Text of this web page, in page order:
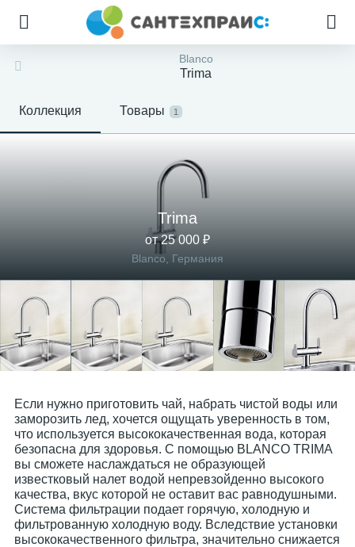
Blanco
Trima
Коллекция Товары 1
Trima
от 25 000 ₽
Blanco, Германия
Если нужно приготовить чай, набрать чистой воды или
заморозить лед, хочется ощущать уверенность в том,
что используется высококачественная вода, которая
безопасна для здоровья. С помощью BLANCO TRIMA
вы сможете наслаждаться не образующей
известковый налет водой непревзойденно высокого
качества, вкус которой не оставит вас равнодушными.
Система фильтрации подает горячую, холодную и
фильтрованную холодную воду. Вследствие установки
высококачественного фильтра, значительно снижается